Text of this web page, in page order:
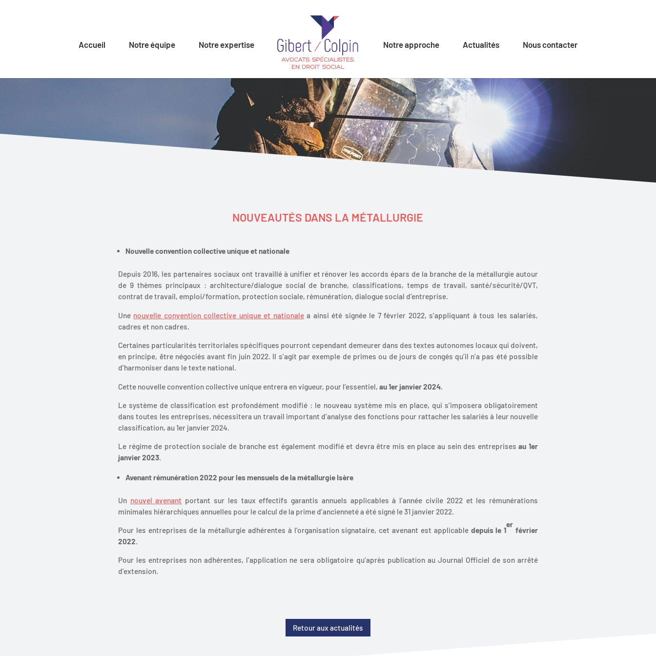
Accueil Notre équipe Notre expertise Notre approche Actualités Nous contacter
NOUVEAUTÉS DANS LA MÉTALLURGIE
Nouvelle convention collective unique et nationale
Depuis 2016, les partenaires sociaux ont travaillé à unifier et rénover les accords épars de la branche de la métallurgie autour
de 9 thèmes principaux : architecture/dialogue social de branche, classifications, temps de travail, santé/sécurité/QVT,
contrat de travail, emploi/formation, protection sociale, rémunération, dialogue social d’entreprise.
Une nouvelle convention collective unique et nationalea ainsi été signée le 7 février 2022, s’appliquant à tous les salariés,
cadres et non cadres.
Certaines particularités territoriales spécifiques pourront cependant demeurer dans des textes autonomes locaux qui doivent,
en principe, être négociés avant fin juin 2022. Il s’agit par exemple de primes ou de jours de congés qu’il n’a pas été possible
d’harmoniser dans le texte national.
Cette nouvelle convention collective unique entrera en vigueur, pour l’essentiel, au 1er janvier 2024.
Le système de classification est profondément modifié : le nouveau système mis en place, qui s’imposera obligatoirement
dans toutes les entreprises, nécessitera un travail important d’analyse des fonctions pour rattacher les salariés à leur nouvelle
classification, au 1er janvier 2024.
Le régime de protection sociale de branche est également modifié et devra être mis en place au sein des entreprisesau 1er
janvier 2023.
Avenant rémunération 2022 pour les mensuels de la métallurgie Isère
Un nouvel avenant portant sur les taux effectifs garantis annuels applicables à l’année civile 2022 et les rémunérations
minimales hiérarchiques annuelles pour le calcul de la prime d’ancienneté a été signé le 31 janvier 2022.
Pour les entreprises de la métallurgie adhérentes à l’organisation signataire, cet avenant est applicable depuis le 1
er
février
2022.
Pour les entreprises non adhérentes, l’application ne sera obligatoire qu’après publication au Journal Officiel de son arrêté
d’extension.
Retour aux actualités